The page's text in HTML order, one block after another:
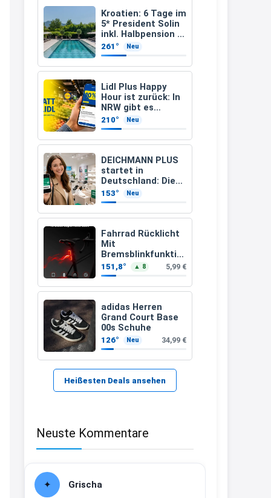
Kroatien: 6 Tage im
5* President Solin
inkl. Halbpension &
Flug ab 458 € pro
Person
261° Neu
Lidl Plus Happy
Hour ist zurück: In
NRW gibt es
dienstags 10
Prozent Rabatt
210° Neu
DEICHMANN PLUS
startet in
Deutschland: Diese
Vorteile bekommt
Ihr jetzt beim
Schuhkauf
153° Neu
Fahrrad Rücklicht
Mit
Bremsblinkfunktio
n (StVZO
zugelassenen)
151,8° ▲ 8 5,99 €
adidas Herren
Grand Court Base
00s Schuhe
126° Neu 34,99 €
Heißesten Deals ansehen
Neuste Kommentare
Grischa
müsste schon stornieren und
nochmal bestellen, da man
Rabattcodes oder auch
Geschenkgutscheine im
Warenkorb oder an der Kasse
VOR dem Kauf einlösen kann.
17:06
↩
Och siche den Gutschein
fürmeggelebaguetts
Kerstin
Meggle bagett Gutschein code
21:37
↩
Kerstin
Bei EDEKA
↩
29.07www.haribo.com/de-
↩